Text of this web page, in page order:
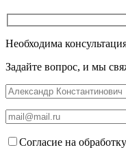
Необходима
Задайте вопрос, и мы
Согласие на